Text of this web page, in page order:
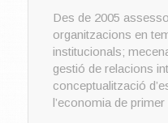
Des de 2005
organitzacions en
institucionals;
gestió de relacions
conceptualització
l’economia de primer